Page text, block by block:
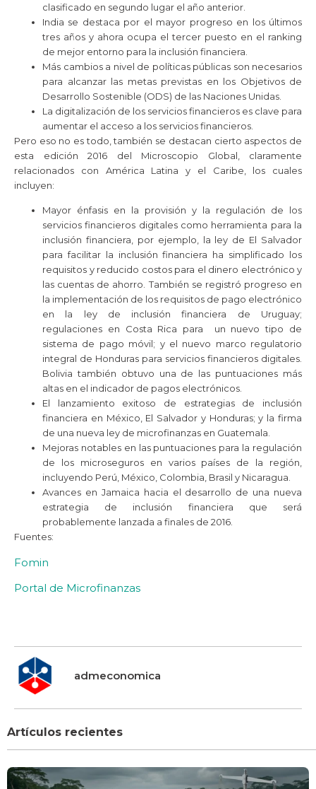
clasificado en segundo lugar el año anterior.
India se destaca por el mayor progreso en los últimos
tres años y ahora ocupa el tercer puesto en el ranking
de mejor entorno para la inclusión financiera.
Más cambios a nivel de políticas públicas son necesarios
para alcanzar las metas previstas en los Objetivos de
Desarrollo Sostenible (ODS) de las Naciones Unidas.
La digitalización de los servicios financieros es clave para
aumentar el acceso a los servicios financieros.
Pero eso no es todo, también se destacan cierto aspectos de
esta edición 2016 del Microscopio Global, claramente
relacionados con América Latina y el Caribe, los cuales
incluyen:
Mayor énfasis en la provisión y la regulación de los
servicios financieros digitales como herramienta para la
inclusión financiera, por ejemplo, la ley de El Salvador
para facilitar la inclusión financiera ha simplificado los
requisitos y reducido costos para el dinero electrónico y
las cuentas de ahorro. También se registró progreso en
la implementación de los requisitos de pago electrónico
en la ley de inclusión financiera de Uruguay;
regulaciones en Costa Rica para un nuevo tipo de
sistema de pago móvil; y el nuevo marco regulatorio
integral de Honduras para servicios financieros digitales.
Bolivia también obtuvo una de las puntuaciones más
altas en el indicador de pagos electrónicos.
El lanzamiento exitoso de estrategias de inclusión
financiera en México, El Salvador y Honduras; y la firma
de una nueva ley de microfinanzas en Guatemala.
Mejoras notables en las puntuaciones para la regulación
de los microseguros en varios países de la región,
incluyendo Perú, México, Colombia, Brasil y Nicaragua.
Avances en Jamaica hacia el desarrollo de una nueva
estrategia de inclusión financiera que será
probablemente lanzada a finales de 2016.
Fuentes:
Fomin
Portal de Microfinanzas
admeconomica
Artículos recientes